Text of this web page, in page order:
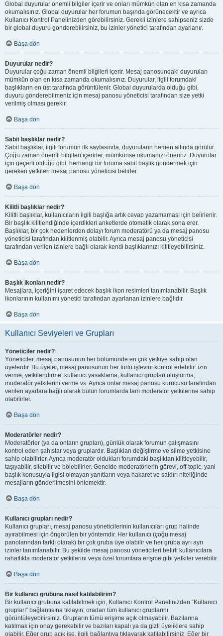
Global duyurular önemli bilgiler içerir ve onları mümkün olan en kısa zamanda
okumalısınız. Global duyurular her forumun başında görünecektir ve ayrıca
Kullanıcı Kontrol Panelinizden görebilirsiniz. Gerekli izinlere sahipseniz sizde
bir global duyuru gönderebilirsiniz, bu izinler yönetici tarafından ayarlanır.
Başa dön
Duyurular nedir?
Duyurular çoğu zaman önemli bilgileri içerir. Mesaj panosundaki duyuruları
mümkün olan en kısa zamanda okumalısınız. Duyurular, ilgili forumdaki
başlıkların en üst tarafında görüntülenir. Global duyurularda olduğu gibi,
duyuru gönderebilmeniz için mesaj panosu yöneticisi tarafından size yetki
verilmiş olması gerekir.
Başa dön
Sabit başlıklar nedir?
Sabit başlıklar, ilgili forumun ilk sayfasında, duyuruların hemen altında görülür.
Çoğu zaman önemli bilgileri içerirler, mümkünse okumanızı öneririz. Duyurular
için geçerli olduğu gibi, herhangi bir foruma sabit başlık göndermek için
gereken yetkileri mesaj panosu yöneticisi belirler.
Başa dön
Kilitli başlıklar nedir?
Kilitli başlıklar, kullanıcıların ilgili başlığa artık cevap yazamaması için belirlenir.
Bir başlık kilitlendiğinde içerdikleri anketlerde otomatik olarak sona erer.
Başlıklar, bir çok nedenlerden dolayı forum moderatörü ya da mesaj panosu
yöneticisi tarafından kilitlenmiş olabilir. Ayrıca mesaj panosu yöneticisi
tarafından verilen izinlere bağlı olarak kendi başlıklarınızı kilitleyebilirsiniz.
Başa dön
Başlık ikonları nedir?
Mesajlara, içeriğini işaret edecek başlık ikon resimleri tanımlanabilir. Başlık
ikonlarının kullanımı yönetici tarafından ayarlanan izinlere bağlıdır.
Başa dön
Kullanıcı Seviyeleri ve Grupları
Yöneticiler nedir?
Yöneticiler, mesaj panosunun her bölümünde en çok yetkiye sahip olan
üyelerdir. Bu üyeler, mesaj panosunun her türlü işlevini kontrol edebilir: izin
verme, yetkilendirme, kullanıcı yasaklama, kullanıcı grupları oluşturma,
moderatör yetkilerini verme vs. Ayrıca onlar mesaj panosu kurucusu tarafından
verilen ayarlara bağlı olarak bütün forumlarda tam moderatör yetkilerine sahip
olabilirler.
Başa dön
Moderatörler nedir?
Moderatörler (ya da onların grupları), günlük olarak forumun çalışmasını
kontrol eden şahıslar veya gruplardır. Başlıkları değiştirme ve silme yetkisine
sahip olabilirler. Ayrıca moderatör oldukları forumdaki başlıkları kilitleyebilir,
taşıyabilir, silebilir ve bölebilirler. Genelde moderatörlerin görevi, off-topic, yani
başlık konusuyla ilgisi olmayan yanıtların veya hakaret ve saldırı niteliğinde
mesajların gönderilmesini önlemektir.
Başa dön
Kullanıcı grupları nedir?
Kullanıcı grupları, mesaj panosu yöneticilerinin kullanıcıları grup halinde
ayırabilmesi için öngörülen bir yöntemdir. Her kullanıcı (çoğu mesaj
panolarından farklı olarak) bir çok gruba üye olabilir ve her gruba ayrı ayrı
izinler tanımlanabilir. Bu şekilde mesaj panosu yöneticileri belirli kullanıcılara
rahatlıkla moderatör yetkilerini veya özel forumlara erişme gibi yetkiler verebilir.
Başa dön
Bir kullanıcı grubuna nasıl katılabilirim?
Bir kullanıcı grubuna katılabilmek için, Kullanıcı Kontrol Panelinizden “Kullanıcı
grupları” bağlantısına tıklayın; oradan tüm kullanıcı gruplarını
görüntüleyebilirsiniz. Grupların tümü erişime açık olmayabilir. Bazılarına
katılmak için onay gerekebilir ve bazıları kapalı ya da gizli üyeliklere sahip
olabilir. Eğer grup açık ise, ilgili bağlantıya tıklayarak katılabilirsiniz. Eğer bir